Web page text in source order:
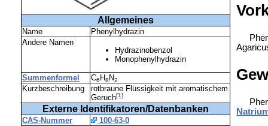
Allgemeines
Name
Phenylhydrazin
Andere Namen
Hydrazinobenzol
Monophenylhydrazin
Summenformel C6 H8 N2
Kurzbeschreibung
rotbraune Flüssigkeit mit aromatischem
Geruch[1]
Externe Identifikatoren/Datenbanken
CAS-Nummer
100-63-0